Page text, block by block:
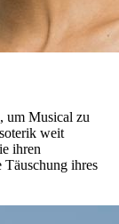
um Musical zu
weit
ihren
Täuschung ihres